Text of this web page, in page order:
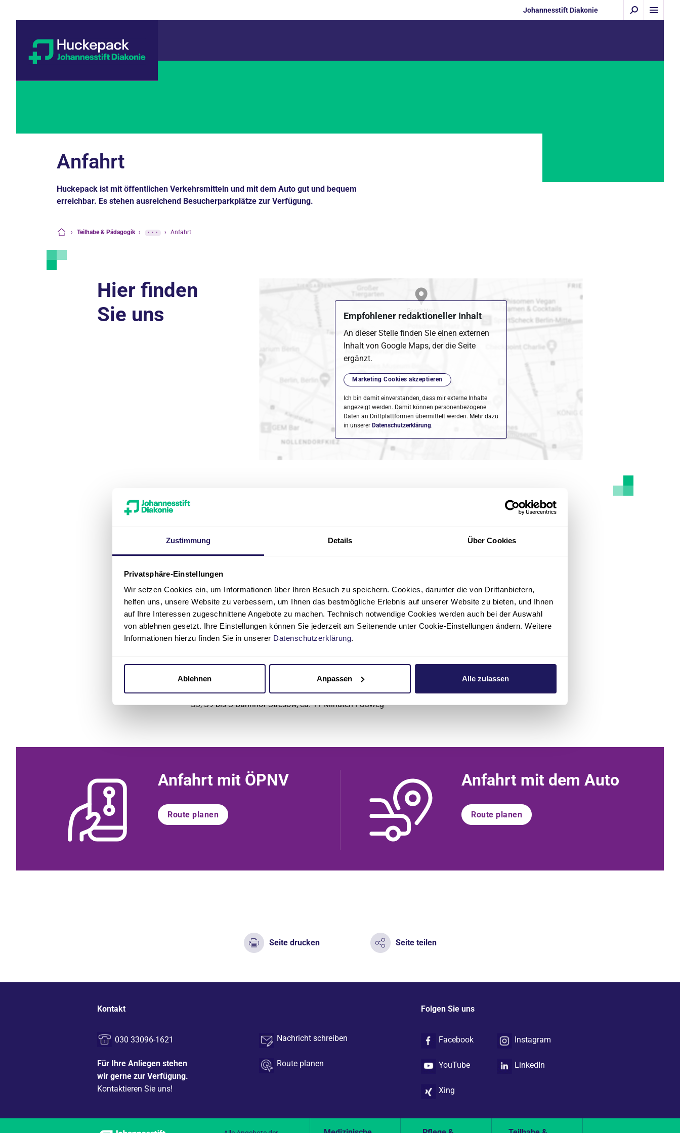
Zustimmung Details Über Cookies
Privatsphäre-Einstellungen
Wir setzen Cookies ein, um Informationen über Ihren Besuch zu speichern. Cookies, darunter die von Drittanbietern,
helfen uns, unsere Website zu verbessern, um Ihnen das bestmögliche Erlebnis auf unserer Website zu bieten, und Ihnen
auf Ihre Interessen zugeschnittene Angebote zu machen. Technisch notwendige Cookies werden auch bei der Auswahl
von ablehnen gesetzt. Ihre Einstellungen können Sie jederzeit am Seitenende unter Cookie-Einstellungen ändern. Weitere
Informationen hierzu finden Sie in unserer Datenschutzerklärung.
Ablehnen Anpassen Alle zulassen
Johannesstift Diakonie
Anfahrt
Huckepack ist mit öffentlichen Verkehrsmitteln und mit dem Auto gut und bequem
erreichbar. Es stehen ausreichend Besucherparkplätze zur Verfügung.
› Teilhabe & Pädagogik › ··· › Anfahrt
Hier finden
Sie uns
Empfohlener redaktioneller Inhalt
An dieser Stelle finden Sie einen externen
Inhalt von Google Maps, der die Seite
ergänzt.
Marketing Cookies akzeptieren
Ich bin damit einverstanden, dass mir externe Inhalte
angezeigt werden. Damit können personenbezogene
Daten an Drittplattformen übermittelt werden. Mehr dazu
in unserer Datenschutzerklärung.
Adresse
Am Oberhafen 16-20
13597 Berlin
Anfahrt mit dem Bus
Bus 131 bis Haltestelle Tiefwerderweg
Anfahrt mit der S-Bahn
S3, S9 bis S-Bahnhof Stresow, ca. 11 Minuten Fußweg
Anfahrt mit ÖPNV
Route planen
Anfahrt mit dem Auto
Route planen
Seite drucken Seite teilen
Kontakt
030 33096-1621
Für Ihre Anliegen stehen
wir gerne zur Verfügung.
Kontaktieren Sie uns!
Nachricht schreiben
Route planen
Folgen Sie uns
Facebook Instagram
YouTube LinkedIn
Xing